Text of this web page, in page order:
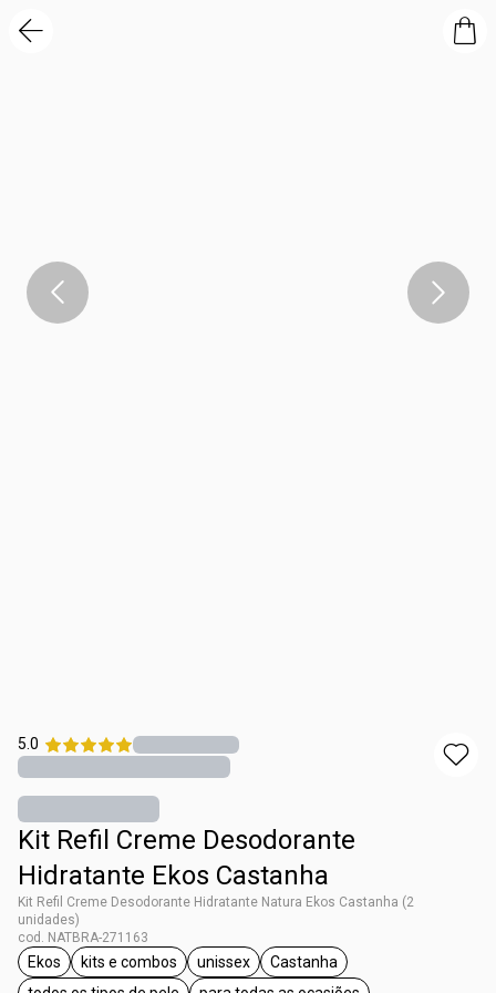
5.0
Kit Refil Creme Desodorante
Hidratante Ekos Castanha
Kit Refil Creme Desodorante Hidratante Natura Ekos Castanha (2
unidades)
cod. NATBRA-271163
etiqueta Ekos
Ekos
etiqueta kits e combos
kits e combos
etiqueta unissex
unissex
etiqueta Castanha
Castanha